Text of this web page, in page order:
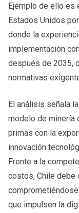
Ejemplo de ello es
Estados Unidos
donde la
implementación
después de 2035,
normativas
El análisis señala
modelo de minería
primas con la
innovación
Frente a la
costos, Chile debe
que impulsen la